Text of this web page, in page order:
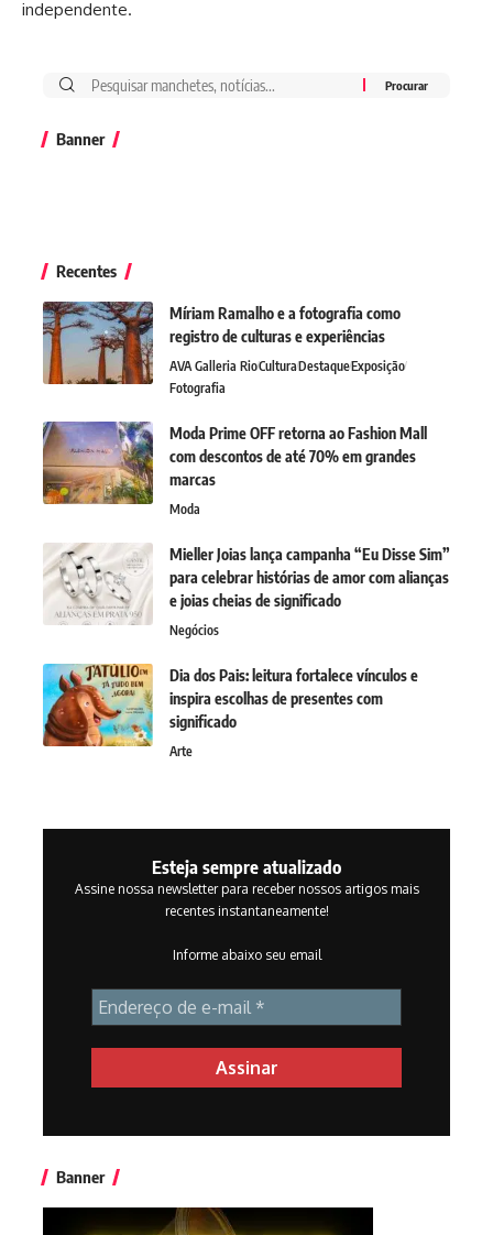
independente.
Banner
Recentes
Míriam Ramalho e a fotografia como
registro de culturas e experiências
AVA Galleria RioCulturaDestaqueExposição
Fotografia
Moda Prime OFF retorna ao Fashion Mall
com descontos de até 70% em grandes
marcas
Moda
Mieller Joias lança campanha “Eu Disse Sim”
para celebrar histórias de amor com alianças
e joias cheias de significado
Negócios
Dia dos Pais: leitura fortalece vínculos e
inspira escolhas de presentes com
significado
Arte
Esteja sempre atualizado
Assine nossa newsletter para receber nossos artigos mais
recentes instantaneamente!
Informe abaixo seu email
Banner